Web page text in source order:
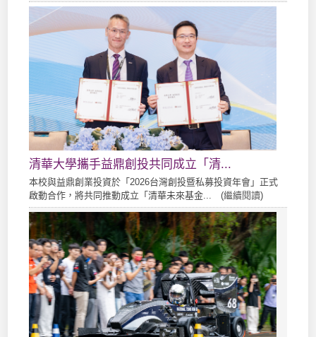
清華大學攜手益鼎創投共同成立「清...
本校與益鼎創業投資於「2026台灣創投暨私募投資年會」正式
啟動合作，將共同推動成立「清華未來基金... (繼續閱讀)